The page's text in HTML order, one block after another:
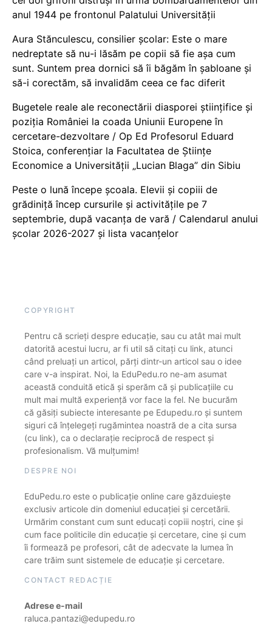
anul 1944 pe frontonul Palatului Universității
Aura Stănculescu, consilier școlar: Este o mare
nedreptate să nu-i lăsăm pe copii să fie așa cum
sunt. Suntem prea dornici să îi băgăm în șabloane și
să-i corectăm, să invalidăm ceea ce fac diferit
Bugetele reale ale reconectării diasporei științifice și
poziția României la coada Uniunii Europene în
cercetare-dezvoltare / Op Ed Profesorul Eduard
Stoica, conferențiar la Facultatea de Științe
Economice a Universității „Lucian Blaga” din Sibiu
Peste o lună începe școala. Elevii și copiii de
grădiniță încep cursurile și activitățile pe 7
septembrie, după vacanța de vară / Calendarul anului
școlar 2026-2027 și lista vacanțelor
COPYRIGHT
Pentru că scrieți despre educație, sau cu atât mai mult
datorită acestui lucru, ar fi util să citați cu link, atunci
când preluați un articol, părți dintr-un articol sau o idee
care v-a inspirat. Noi, la EduPedu.ro ne-am asumat
această conduită etică și sperăm că și publicațiile cu
mult mai multă experiență vor face la fel. Ne bucurăm
că găsiți subiecte interesante pe Edupedu.ro și suntem
siguri că înțelegeți rugămintea noastră de a cita sursa
(cu link), ca o declarație reciprocă de respect și
profesionalism. Vă mulțumim!
DESPRE NOI
EduPedu.ro este o publicație online care găzduiește
exclusiv articole din domeniul educației și cercetării.
Urmărim constant cum sunt educați copiii noștri, cine și
cum face politicile din educație și cercetare, cine și cum
îi formează pe profesori, cât de adecvate la lumea în
care trăim sunt sistemele de educație și cercetare.
CONTACT REDACȚIE
Adrese e-mail
raluca.pantazi@edupedu.ro